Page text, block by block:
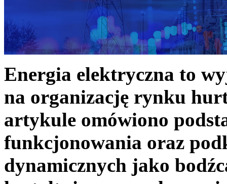
Energia elektryczna to
na organizację rynku
artykule omówiono
funkcjonowania oraz
dynamicznych jako